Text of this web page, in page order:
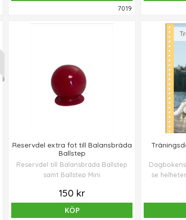
7019
Reservdel extra fot till Balansbräda
Ballstep
Reservdel till Balansbräda Ballstep
samt Ballstep Mini
150 kr
KÖP
se
känslan,
och de
gör